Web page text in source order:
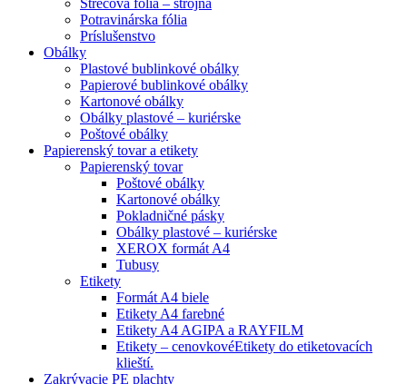
Potravinárska fólia
Príslušenstvo
Obálky
Plastové bublinkové obálky
Papierové bublinkové obálky
Kartonové obálky
Obálky plastové – kuriérske
Poštové obálky
Papierenský tovar a etikety
Papierenský tovar
Poštové obálky
Kartonové obálky
Pokladničné pásky
Obálky plastové – kuriérske
XEROX formát A4
Tubusy
Etikety
Formát A4 biele
Etikety A4 farebné
Etikety A4 AGIPA a RAYFILM
Etikety – cenovkovéEtikety do etiketovacích
klieští.
Zakrývacie PE plachty